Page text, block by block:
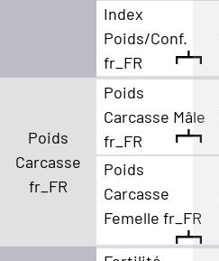
Index
Poids/Conf.
fr_FR
Poids
Carcasse
fr_FR
Poids
Carcasse Mâle
fr_FR
Poids
Carcasse
Femelle fr_FR